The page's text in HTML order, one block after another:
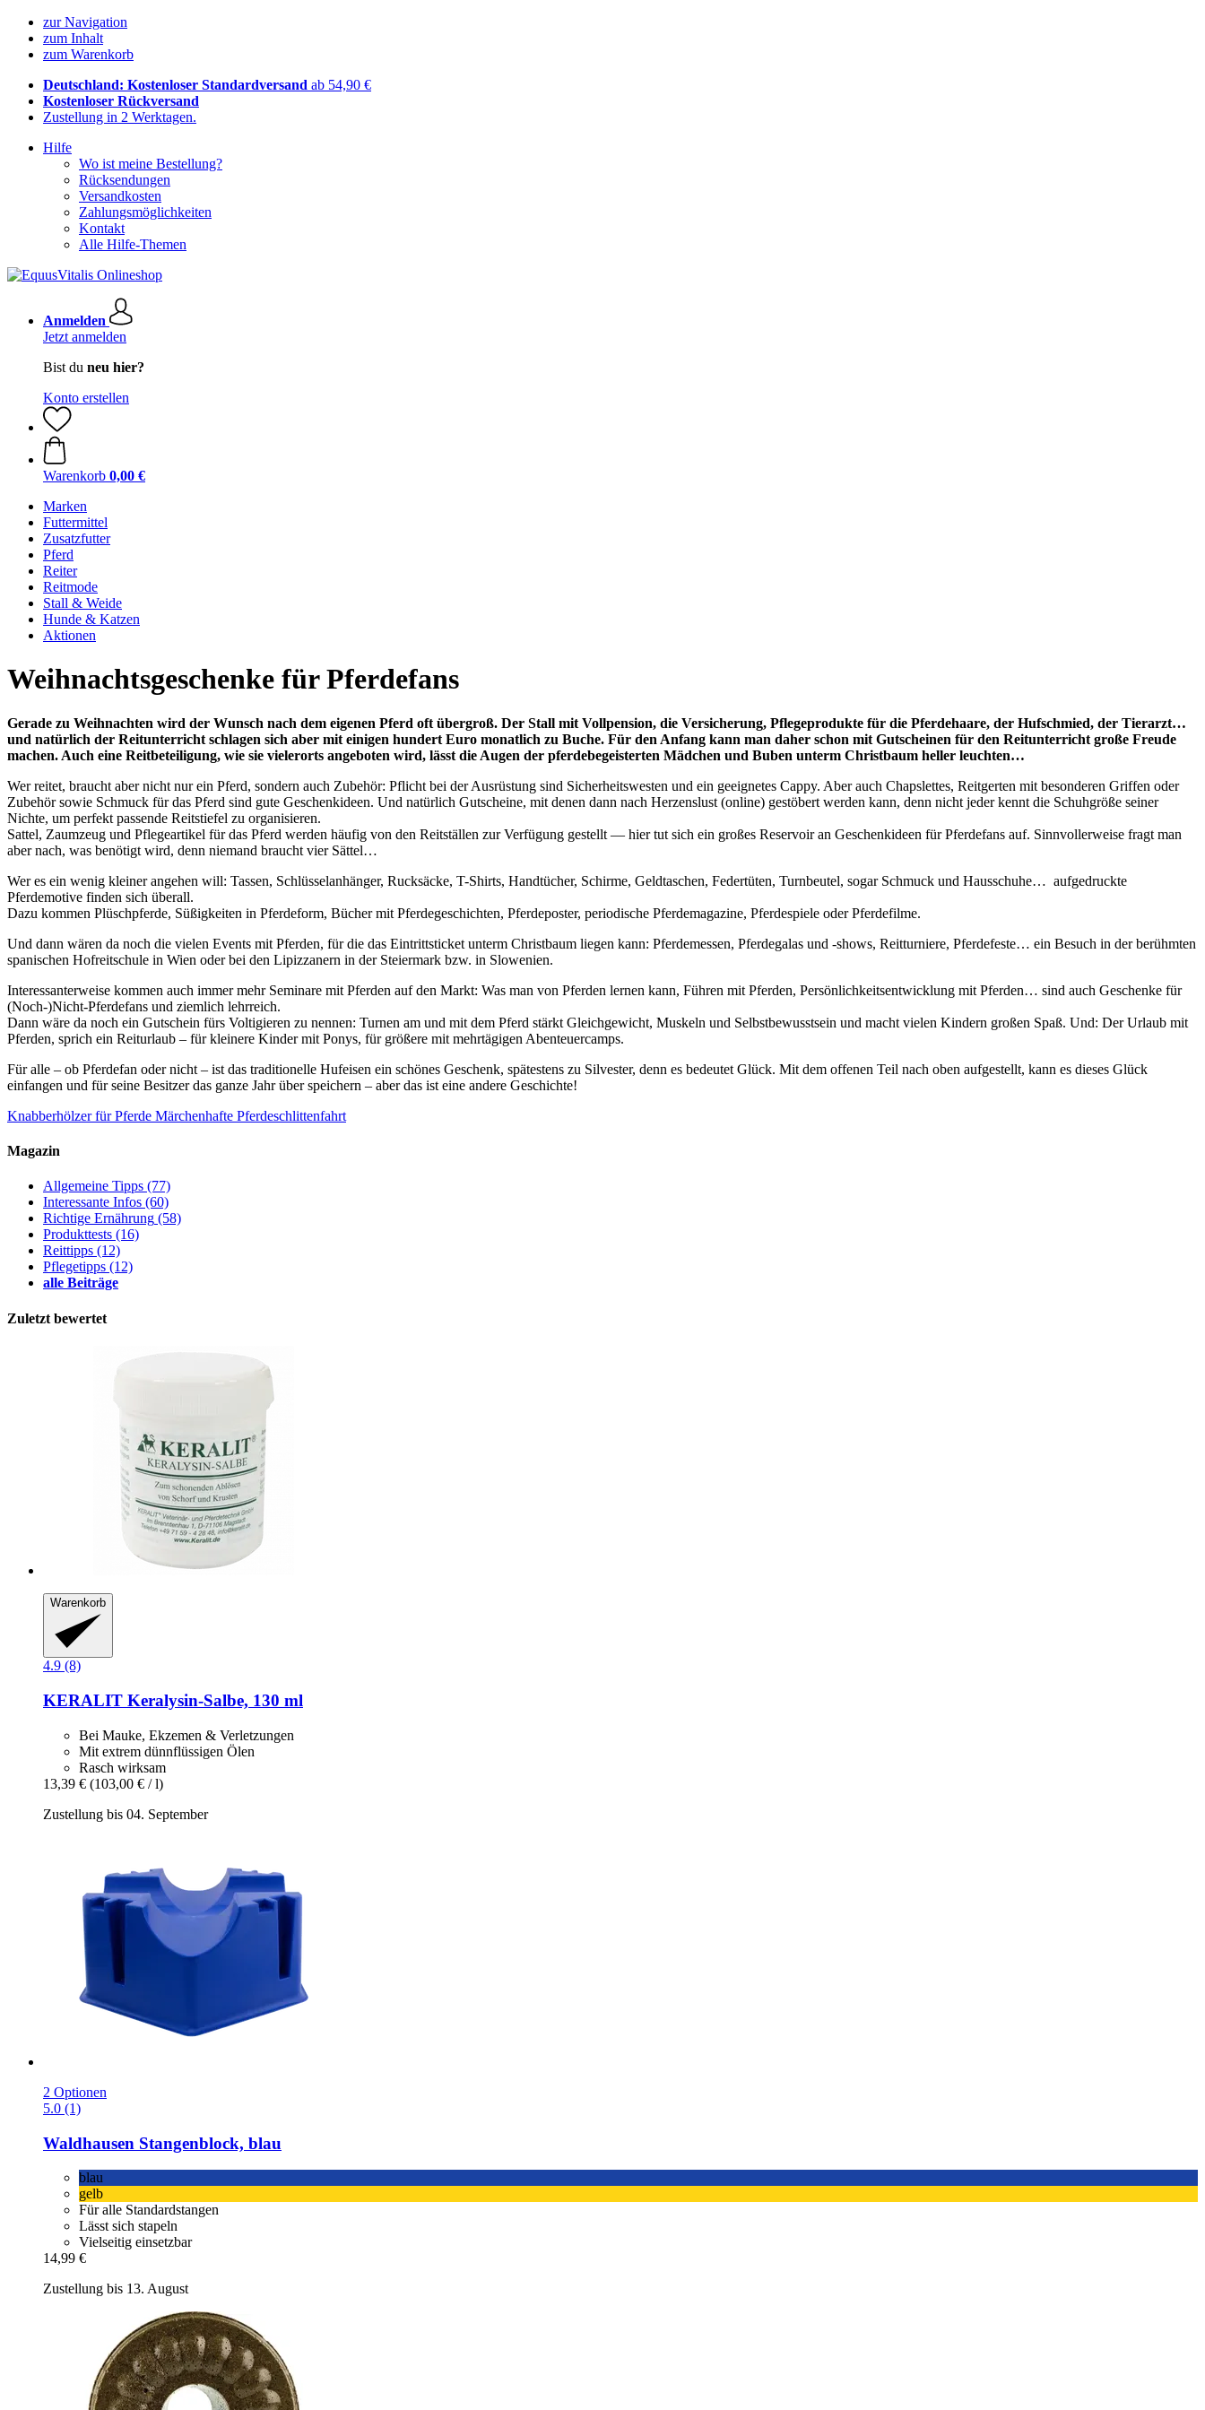
zur Navigation
zum Inhalt
zum Warenkorb
Deutschland: Kostenloser Standardversand ab 54,90 €
Kostenloser Rückversand
Zustellung in 2 Werktagen.
Hilfe
Wo ist meine Bestellung?
Rücksendungen
Versandkosten
Zahlungsmöglichkeiten
Kontakt
Alle Hilfe-Themen
Anmelden
Jetzt anmelden
Bist du neu hier?
Konto erstellen
Warenkorb 0,00 €
Marken
Futtermittel
Zusatzfutter
Pferd
Reiter
Reitmode
Stall & Weide
Hunde & Katzen
Aktionen
Weihnachtsgeschenke für Pferdefans
Gerade zu Weihnachten wird der Wunsch nach dem eigenen Pferd oft übergroß. Der Stall mit Vollpension, die Versicherung, Pflegeprodukte für die Pferdehaare, der Hufschmied, der Tierarzt…
und natürlich der Reitunterricht schlagen sich aber mit einigen hundert Euro monatlich zu Buche. Für den Anfang kann man daher schon mit Gutscheinen für den Reitunterricht große Freude
machen. Auch eine Reitbeteiligung, wie sie vielerorts angeboten wird, lässt die Augen der pferdebegeisterten Mädchen und Buben unterm Christbaum heller leuchten…
Wer reitet, braucht aber nicht nur ein Pferd, sondern auch Zubehör: Pflicht bei der Ausrüstung sind Sicherheitswesten und ein geeignetes Cappy. Aber auch Chapslettes, Reitgerten mit besonderen Griffen oder
Zubehör sowie Schmuck für das Pferd sind gute Geschenkideen. Und natürlich Gutscheine, mit denen dann nach Herzenslust (online) gestöbert werden kann, denn nicht jeder kennt die Schuhgröße seiner
Nichte, um perfekt passende Reitstiefel zu organisieren.
Sattel, Zaumzeug und Pflegeartikel für das Pferd werden häufig von den Reitställen zur Verfügung gestellt — hier tut sich ein großes Reservoir an Geschenkideen für Pferdefans auf. Sinnvollerweise fragt man
aber nach, was benötigt wird, denn niemand braucht vier Sättel…
Wer es ein wenig kleiner angehen will: Tassen, Schlüsselanhänger, Rucksäcke, T-Shirts, Handtücher, Schirme, Geldtaschen, Federtüten, Turnbeutel, sogar Schmuck und Hausschuhe… aufgedruckte
Pferdemotive finden sich überall.
Dazu kommen Plüschpferde, Süßigkeiten in Pferdeform, Bücher mit Pferdegeschichten, Pferdeposter, periodische Pferdemagazine, Pferdespiele oder Pferdefilme.
Und dann wären da noch die vielen Events mit Pferden, für die das Eintrittsticket unterm Christbaum liegen kann: Pferdemessen, Pferdegalas und -shows, Reitturniere, Pferdefeste… ein Besuch in der berühmten
spanischen Hofreitschule in Wien oder bei den Lipizzanern in der Steiermark bzw. in Slowenien.
Interessanterweise kommen auch immer mehr Seminare mit Pferden auf den Markt: Was man von Pferden lernen kann, Führen mit Pferden, Persönlichkeitsentwicklung mit Pferden… sind auch Geschenke für
(Noch-)Nicht-Pferdefans und ziemlich lehrreich.
Dann wäre da noch ein Gutschein fürs Voltigieren zu nennen: Turnen am und mit dem Pferd stärkt Gleichgewicht, Muskeln und Selbstbewusstsein und macht vielen Kindern großen Spaß. Und: Der Urlaub mit
Pferden, sprich ein Reiturlaub – für kleinere Kinder mit Ponys, für größere mit mehrtägigen Abenteuercamps.
Für alle – ob Pferdefan oder nicht – ist das traditionelle Hufeisen ein schönes Geschenk, spätestens zu Silvester, denn es bedeutet Glück. Mit dem offenen Teil nach oben aufgestellt, kann es dieses Glück
einfangen und für seine Besitzer das ganze Jahr über speichern – aber das ist eine andere Geschichte!
Knabberhölzer für Pferde Märchenhafte Pferdeschlittenfahrt
Magazin
Allgemeine Tipps (77)
Interessante Infos (60)
Richtige Ernährung (58)
Produkttests (16)
Reittipps (12)
Pflegetipps (12)
alle Beiträge
Zuletzt bewertet
Warenkorb
4.9 (8)
KERALIT Keralysin-​Salbe, 130 ml
Bei Mauke, Ekzemen & Verletzungen
Mit extrem dünnflüssigen Ölen
Rasch wirksam
13,39 € (103,00 € / l)
Zustellung bis 04. September
2 Optionen
5.0 (1)
Waldhausen Stangenblock, blau
blau
gelb
Für alle Standardstangen
Lässt sich stapeln
Vielseitig einsetzbar
14,99 €
Zustellung bis 13. August